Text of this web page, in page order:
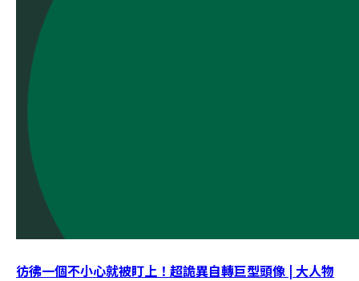
彷彿一個不小心就被盯上！超詭異自轉巨型頭像 | 大人物